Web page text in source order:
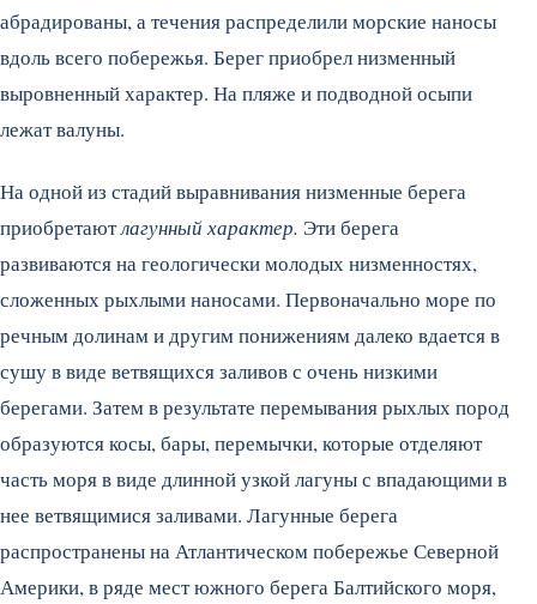
абрадированы, а течения распределили морские наносы
вдоль всего побережья. Берег приобрел низменный
выровненный характер. На пляже и подводной осыпи
лежат валуны.
На одной из стадий выравнивания низменные берега
приобретаютлагунный характер. Эти берега
развиваются на геологически молодых низменностях,
сложенных рыхлыми наносами. Первоначально море по
речным долинам и другим понижениям далеко вдается в
сушу в виде ветвящихся заливов с очень низкими
берегами. Затем в результате перемывания рыхлых пород
образуются косы, бары, перемычки, которые отделяют
часть моря в виде длинной узкой лагуны с впадающими в
нее ветвящимися заливами. Лагунные берега
распространены на Атлантическом побережье Северной
Америки, в ряде мест южного берега Балтийского моря,